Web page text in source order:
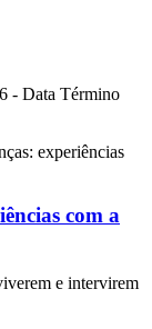
- Data Término
com a
e intervirem